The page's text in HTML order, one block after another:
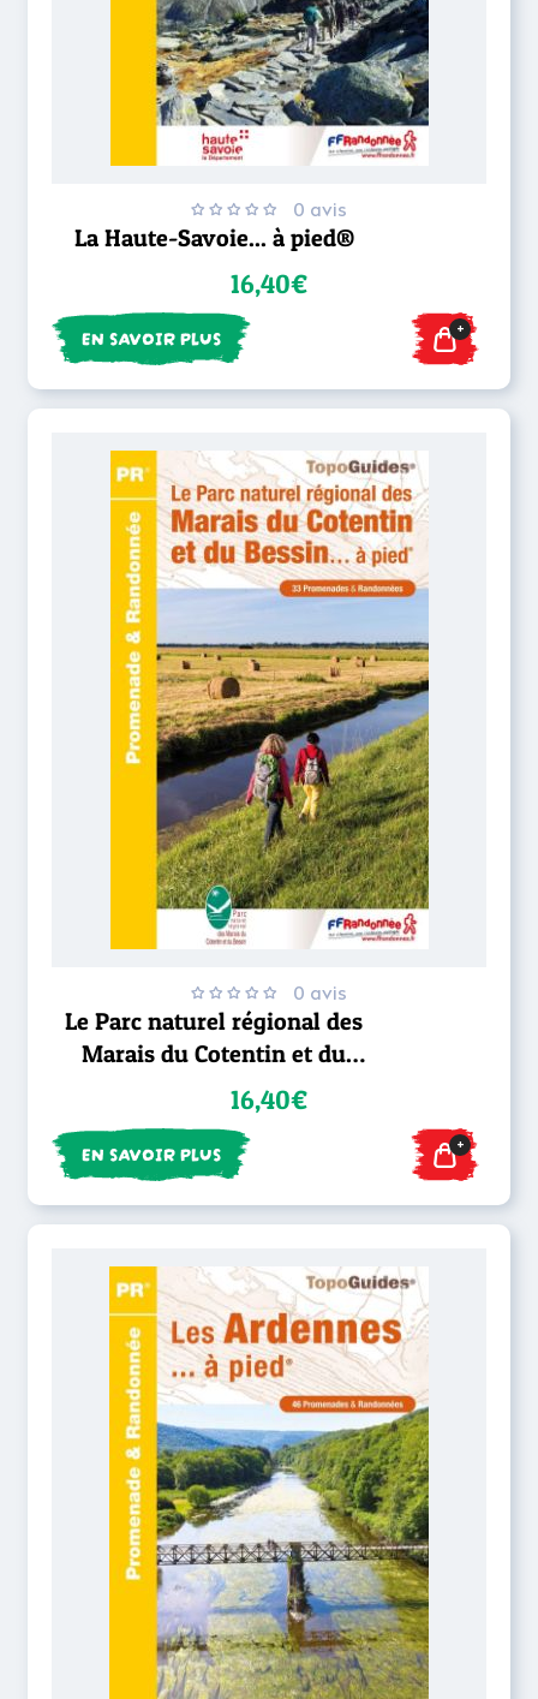
0 avis
La Haute-Savoie... à pied®
16,40€
EN SAVOIR PLUS +
0 avis
Le Parc naturel régional des
Marais du Cotentin et du
Bessin... à pied®
16,40€
EN SAVOIR PLUS +